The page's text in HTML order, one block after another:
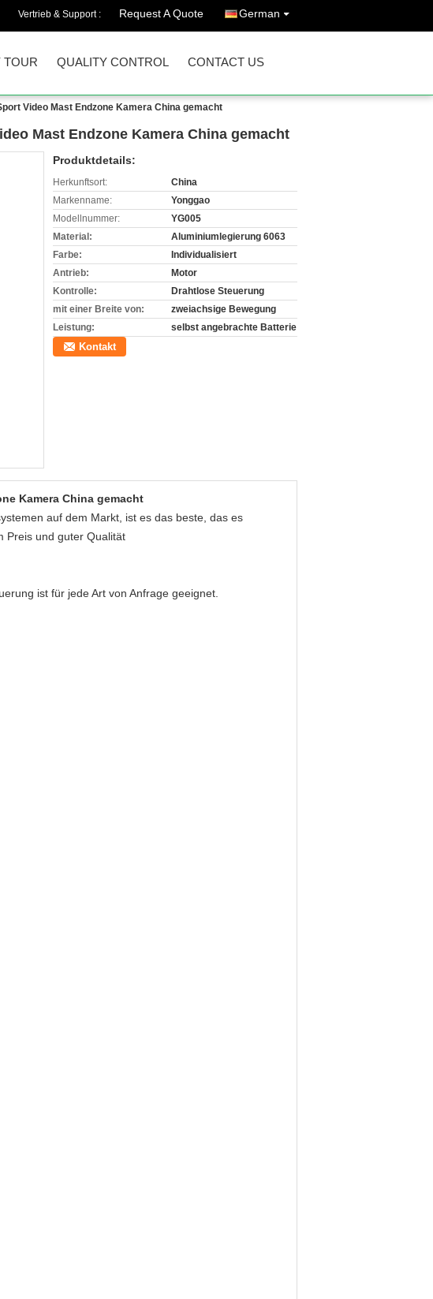
Vertrieb & Support : Request A Quote German
TOUR QUALITY CONTROL CONTACT US
Video Mast Endzone Kamera China gemacht
Mast Endzone Kamera China gemacht
Produktdetails:
Herkunftsort:
China
Markenname:
Yonggao
Modellnummer:
YG005
Material:
Aluminiumlegierung 6063
Farbe:
Individualisiert
Antrieb:
Motor
Kontrolle:
Drahtlose Steuerung
mit einer Breite von:
zweiachsige Bewegung
Leistung:
selbst angebrachte Batterie
Kontakt
Kamera China gemacht
auf dem Markt, ist es das beste, das es
Preis und guter Qualität
ist für jede Art von Anfrage geeignet.